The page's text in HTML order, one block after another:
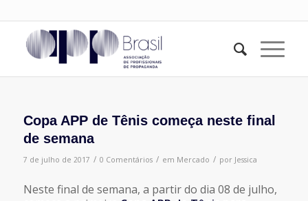
Copa APP de Tênis começa neste final
de semana
7 de julho de 2017 / 0 Comentários / em Mercado / por Jessica
Neste final de semana, a partir do dia 08 de julho,